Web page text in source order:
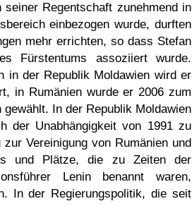
Regentschaft zunehmend in
einbezogen wurde, durften
mehr errichten, so dass Stefan
Fürstentums assoziiert wurde.
in der Republik Moldawien wird er
in Rumänien wurde er 2006 zum
In der Republik Moldawien
der Unabhängigkeit von 1991 zu
Vereinigung von Rumänien und
und Plätze, die zu Zeiten der
Lenin benannt waren,
In der Regierungspolitik, die seit